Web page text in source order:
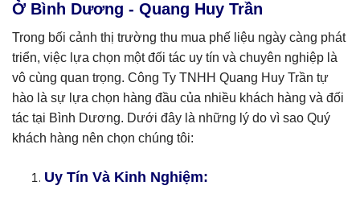
Ở Bình Dương - Quang Huy Trần
Trong bối cảnh thị trường thu mua phế liệu ngày càng phát
triển, việc lựa chọn một đối tác uy tín và chuyên nghiệp là
vô cùng quan trọng. Công Ty TNHH Quang Huy Trần tự
hào là sự lựa chọn hàng đầu của nhiều khách hàng và đối
tác tại Bình Dương. Dưới đây là những lý do vì sao Quý
khách hàng nên chọn chúng tôi:
Uy Tín Và Kinh Nghiệm: